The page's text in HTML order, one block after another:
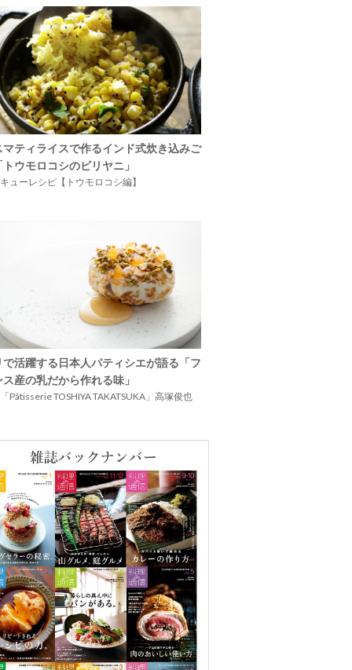
マティライスで作るインド式炊き込みご
ウモロコシのビリヤニ」
ューレシピ【トウモロコシ編】
で活躍する日本人パティシエが語る「フ
産の乳だから作れる味」
Pâtisserie TOSHIYA TAKATSUKA」高塚俊也